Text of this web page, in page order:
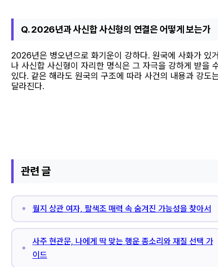
Q. 2026년과 사신합 사신형의 연결은 어떻게 보는가
2026년은 병오년으로 화기운이 강하다. 원국에 사화가 있
나 사신합 사신형이 자리한 명식은 그 자극을 강하게 받을
있다. 같은 해라도 원국의 구조에 따라 사건의 내용과 강도
달라진다.
관련 글
월지 상관 여자, 팔색조 매력 속 숨겨진 가능성을 찾아서
사주 현관문, 나에게 딱 맞는 행운 종소리와 재질 선택 가
이드